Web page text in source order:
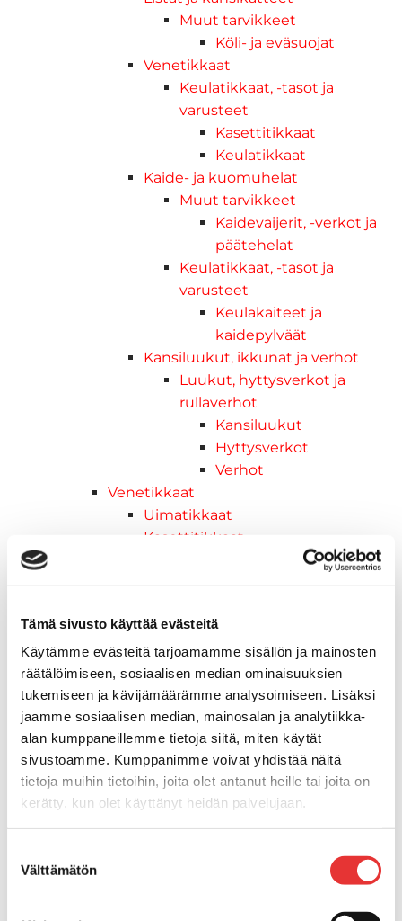
Tämä sivusto käyttää evästeitä
Käytämme evästeitä tarjoamamme sisällön ja mainosten
räätälöimiseen, sosiaalisen median ominaisuuksien
tukemiseen ja kävijämäärämme analysoimiseen. Lisäksi
jaamme sosiaalisen median, mainosalan ja analytiikka-
alan kumppaneillemme tietoja siitä, miten käytät
sivustoamme. Kumppanimme voivat yhdistää näitä
tietoja muihin tietoihin, joita olet antanut heille tai joita on
kerätty, kun olet käyttänyt heidän palvelujaan.
valinta
Välttämätön
Muut tarvikkeet
Köli- ja eväsuojat
Venetikkaat
Keulatikkaat, -tasot ja
varusteet
Kasettitikkaat
Keulatikkaat
Kaide- ja kuomuhelat
Muut tarvikkeet
Kaidevaijerit, -verkot ja
päätehelat
Keulatikkaat, -tasot ja
varusteet
Keulakaiteet ja
kaidepylväät
Kansiluukut, ikkunat ja verhot
Luukut, hyttysverkot ja
rullaverhot
Kansiluukut
Hyttysverkot
Verhot
Venetikkaat
Uimatikkaat
Kasettitikkaat
Köysitikkaat
Kävelysillat
Muut kiinnityshelat
Koukkupidike
Pidike "clips", muovia
Lepuuttajan kiinnike
Tuulilasin kiinnike
Reuna-, köli-, törmäyslistat ja kansikate
Törmäyslista
Kansikate
Reuna- ja ikkunalistat